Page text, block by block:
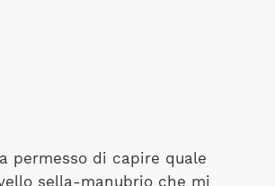
permesso di capire quale
sella-manubrio che mi